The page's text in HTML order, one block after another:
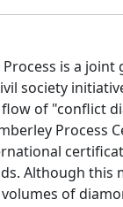
is a joint
society
of "conflict
Process
Although this
of